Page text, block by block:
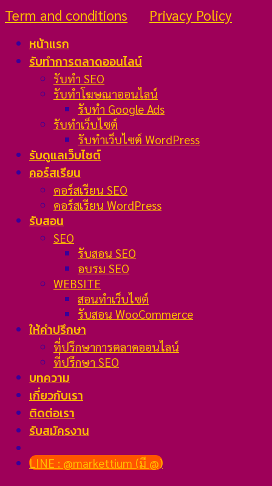
Term and conditions Privacy Policy
หน้าแรก
รับทำการตลาดออนไลน์
รับทำ SEO
รับทำโฆษณาออนไลน์
รับทำ Google Ads
รับทำเว็บไซต์
รับทำเว็บไซต์ WordPress
รับดูแลเว็บไซต์
คอร์สเรียน
คอร์สเรียน SEO
คอร์สเรียน WordPress
รับสอน
SEO
รับสอน SEO
อบรม SEO
WEBSITE
สอนทำเว็บไซต์
รับสอน WooCommerce
ให้คำปรึกษา
ที่ปรึกษาการตลาดออนไลน์
ที่ปรึกษา SEO
บทความ
เกี่ยวกับเรา
ติดต่อเรา
รับสมัครงาน
LINE : @markettium (มี @)